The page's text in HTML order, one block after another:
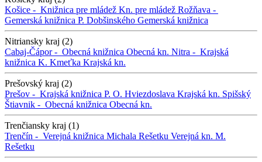
Košice - Knižnica pre mládež Kn. pre mládež Rožňava -
Gemerská knižnica P. Dobšinského Gemerská knižnica
Nitriansky kraj (2)
Cabaj-Čápor - Obecná knižnica Obecná kn. Nitra - Krajská
knižnica K. Kmeťka Krajská kn.
Prešovský kraj (2)
Prešov - Krajská knižnica P. O. Hviezdoslava Krajská kn. Spišský
Štiavnik - Obecná knižnica Obecná kn.
Trenčiansky kraj (1)
Trenčín - Verejná knižnica Michala Rešetku Verejná kn. M.
Rešetku